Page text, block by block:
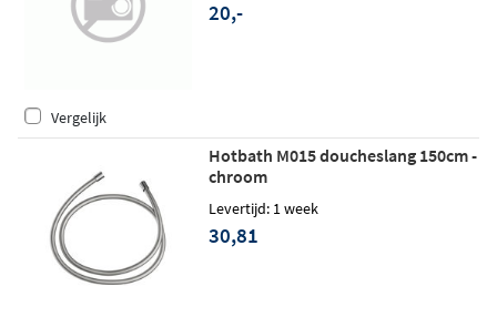
20,-
Vergelijk
Hotbath M015 doucheslang 150cm -
chroom
Levertijd: 1 week
30,81